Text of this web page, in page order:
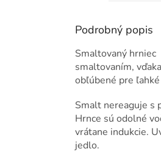
Podrobný popis
Smaltovaný
smaltovaním,
obľúbené pre
Smalt nereaguje s
Hrnce sú odolné
vrátane indukcie.
jedlo.